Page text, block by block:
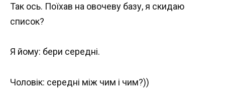
Так ось. Поїхав на овочеву базу, я скидаю
список?
Я йому: бери середні.
Чоловік: середні між чим і чим?))